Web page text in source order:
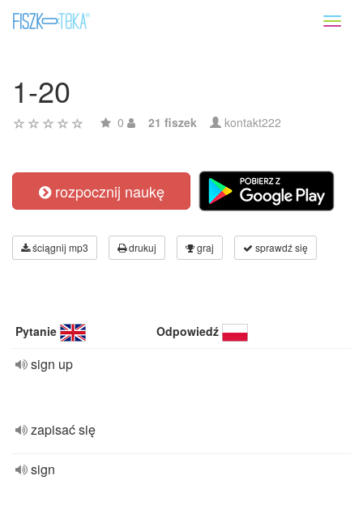
1-20
0 21 fiszek kontakt222
rozpocznij naukę
ściągnij mp3 drukuj graj sprawdź się
Pytanie Odpowiedź
sign up
zapisać się
sign